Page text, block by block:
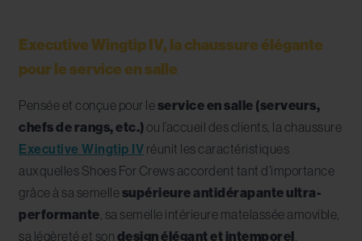
Executive Wingtip IV, la chaussure élégante
pour le service en salle
Pensée et conçue pour leservice en salle (serveurs,
chefs de rangs, etc.)ou l’accueil des clients, la chaussure
Executive Wingtip IV réunit les caractéristiques
auxquelles Shoes For Crews accordent tant d’importance
grâce à sa semellesupérieure antidérapante ultra-
performante , sa semelle intérieure matelassée amovible,
sa légèreté et son design élégant et intemporel